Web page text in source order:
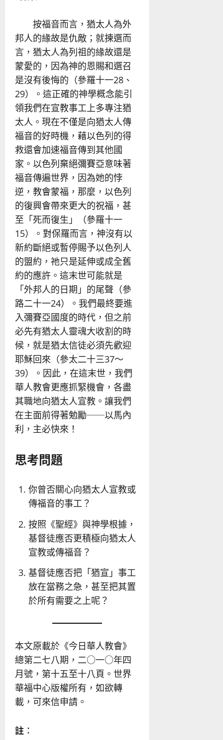
按福音而言，猶太人為外
邦人的緣故是仇敵；就揀選而
言，猶太人為列祖的緣故還是
蒙愛的，因為神的恩賜和選召
是沒有後悔的（參羅十一28、
29）。這正確的神學概念能引
領我們在宣教事工上多專注猶
太人。現在不僅是向猶太人傳
福音的好時機，藉以色列的得
救還會加速福音傳到其他國
家。以色列棄絕彌賽亞意味著
福音傳遍世界，因為她的悖
逆，教會蒙福，那麼，以色列
的復興會帶來更大的祝福，甚
至「死而復生」（參羅十一
15）。對保羅而言，神沒有以
新約斷絕或暫停賜予以色列人
的盟約，祂只是延伸或成全舊
約的應許。這末世可能就是
「外邦人的日期」的尾聲（參
路二十一24）。我們最終要進
入彌賽亞國度的時代，但之前
必先有猶太人靈魂大收割的時
候，就是猶太信徒必須先歡迎
耶穌回來（參太二十三37～
39）。因此，在這末世，我們
華人教會更應抓緊機會，各盡
其職地向猶太人宣教。讓我們
在主面前得著勉勵──以馬內
利，主必快來！
思考問題
你曾否關心向猶太人宣教或
傳福音的事工？
按照《聖經》與神學根據，
基督徒應否更積極向猶太人
宣教或傳福音？
基督徒應否把「猶宣」事工
放在當務之急，甚至把其置
於所有需要之上呢？
本文原載於《今日華人教會》
總第二七八期，二○一○年四
月號，第十五至十八頁。世界
華福中心版權所有，如欲轉
載，可來信申請。
註︰